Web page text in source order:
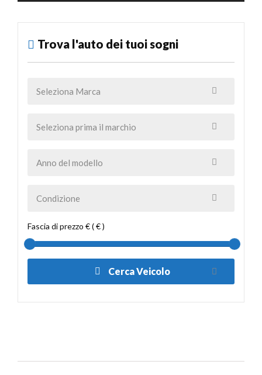
Trova l'auto dei tuoi sogni
Fascia di prezzo € ( € )
Cerca Veicolo